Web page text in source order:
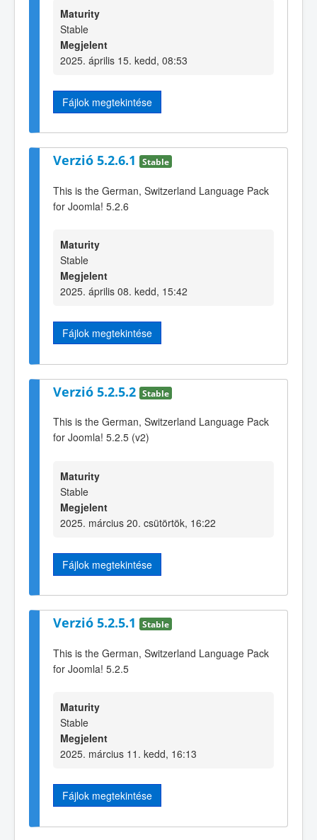
Maturity
Stable
Megjelent
2025. április 15. kedd, 08:53
Fájlok megtekintése
Verzió 5.2.6.1 Stable
This is the German, Switzerland Language Pack
for Joomla! 5.2.6
Maturity
Stable
Megjelent
2025. április 08. kedd, 15:42
Fájlok megtekintése
Verzió 5.2.5.2 Stable
This is the German, Switzerland Language Pack
for Joomla! 5.2.5 (v2)
Maturity
Stable
Megjelent
2025. március 20. csütörtök, 16:22
Fájlok megtekintése
Verzió 5.2.5.1 Stable
This is the German, Switzerland Language Pack
for Joomla! 5.2.5
Maturity
Stable
Megjelent
2025. március 11. kedd, 16:13
Fájlok megtekintése